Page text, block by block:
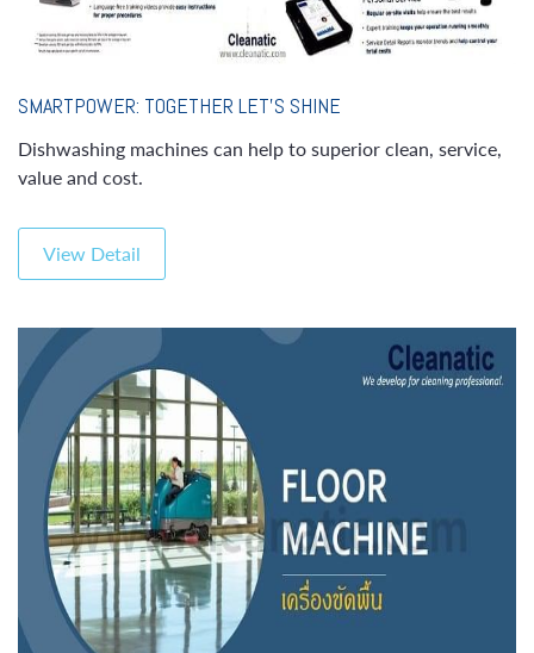
SMARTPOWER: TOGETHER LET’S SHINE
Dishwashing machines can help to superior clean, service,
value and cost.
View Detail